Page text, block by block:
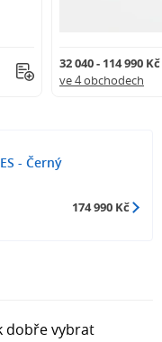
32 040 - 114 990 Kč
ve 4 obchodech
- Černý
174 990 Kč